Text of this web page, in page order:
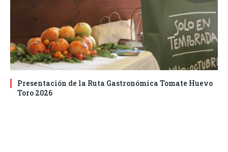
Presentación de la Ruta Gastronómica Tomate Huevo
Toro 2026